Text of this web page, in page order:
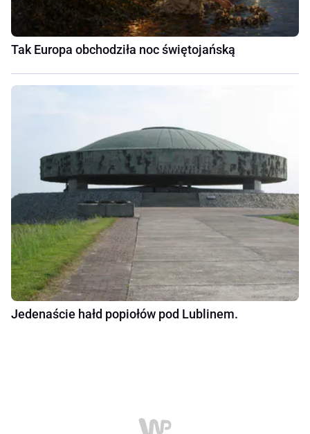
Tak Europa obchodziła noc świętojańską
Jedenaście hałd popiołów pod Lublinem.